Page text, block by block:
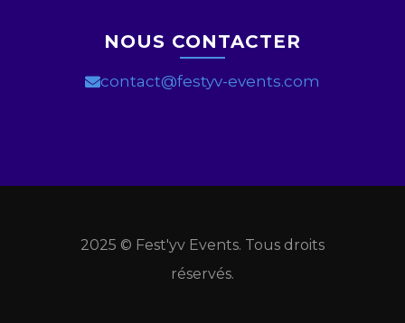
NOUS CONTACTER
contact@festyv-events.com
2025 © Fest'yv Events. Tous droits
réservés.